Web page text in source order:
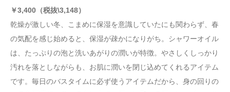
￥3,400 （税抜\3,148）
乾燥が激しい冬、こまめに保湿を意識していたにも関わらず、春
の気配を感じ始めると、保湿が疎かになりがち。シャワーオイル
は、たっぷりの泡と洗いあがりの潤いが特徴。やさしくしっかり
汚れを落としながらも、お肌に潤いを閉じ込めてくれるアイテム
です。毎日のバスタイムに必ず使うアイテムだから、身の回りの